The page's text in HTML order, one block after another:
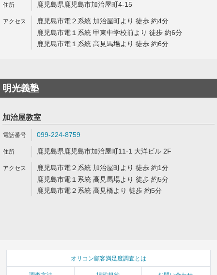
鹿児島県鹿児島市加治屋町4-15
鹿児島市電２系統 加治屋町より 徒歩 約4分
鹿児島市電１系統 甲東中学校前より 徒歩 約6分
鹿児島市電１系統 高見馬場より 徒歩 約6分
明光義塾
加治屋教室
099-224-8759
鹿児島県鹿児島市加治屋町11-1 大洋ビル 2F
鹿児島市電２系統 加治屋町より 徒歩 約1分
鹿児島市電１系統 高見馬場より 徒歩 約5分
鹿児島市電２系統 高見橋より 徒歩 約5分
オリコン顧客満足度調査とは